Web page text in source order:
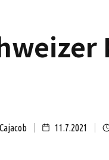
11.7.2021